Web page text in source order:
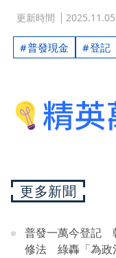
更新時間
普發現金 登記
更多新聞
普發一萬今登記
修法 綠轟「為政